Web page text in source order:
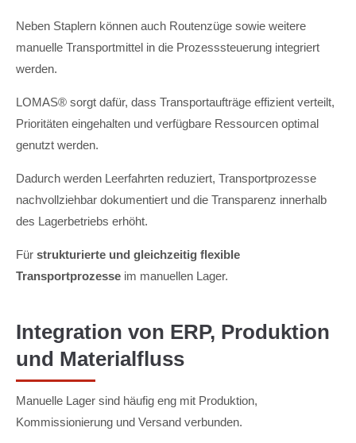
Neben Staplern können auch Routenzüge sowie weitere
manuelle Transportmittel in die Prozesssteuerung integriert
werden.
LOMAS® sorgt dafür, dass Transportaufträge effizient verteilt,
Prioritäten eingehalten und verfügbare Ressourcen optimal
genutzt werden.
Dadurch werden Leerfahrten reduziert, Transportprozesse
nachvollziehbar dokumentiert und die Transparenz innerhalb
des Lagerbetriebs erhöht.
Für strukturierte und gleichzeitig flexible
Transportprozesse im manuellen Lager.
Integration von ERP, Produktion
und Materialfluss
Manuelle Lager sind häufig eng mit Produktion,
Kommissionierung und Versand verbunden.